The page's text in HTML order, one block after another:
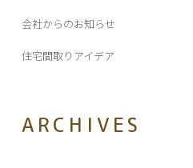
会社からのお知らせ
住宅間取りアイデア
ARCHIVES